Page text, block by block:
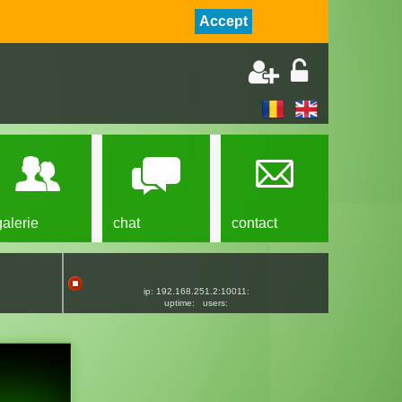
Accept
chat contact
ip: 192.168.251.2:10011:
uptime:
users: